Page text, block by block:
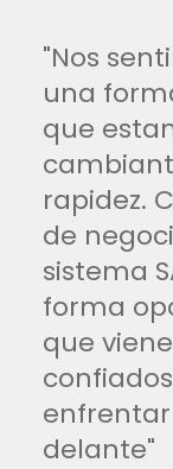
"Nos
una
que
rapidez.
de
sistema
forma
que
delante"